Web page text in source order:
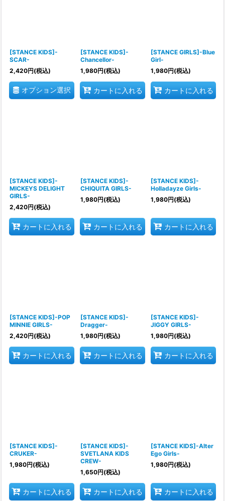
[STANCE KIDS]-
SCAR-
2,420円(税込)
オプション選択
[STANCE KIDS]-
Chancellor-
1,980円(税込)
カートに入れる
[STANCE GIRLS]-Blue
Girl-
1,980円(税込)
カートに入れる
[STANCE KIDS]-
MICKEYS DELIGHT
GIRLS-
2,420円(税込)
カートに入れる
[STANCE KIDS]-
CHIQUITA GIRLS-
1,980円(税込)
カートに入れる
[STANCE KIDS]-
Holladayze Girls-
1,980円(税込)
カートに入れる
[STANCE KIDS]-POP
MINNIE GIRLS-
2,420円(税込)
カートに入れる
[STANCE KIDS]-
Dragger-
1,980円(税込)
カートに入れる
[STANCE KIDS]-
JIGGY GIRLS-
1,980円(税込)
カートに入れる
[STANCE KIDS]-
CRUKER-
1,980円(税込)
カートに入れる
[STANCE KIDS]-
SVETLANA KIDS
CREW-
1,650円(税込)
カートに入れる
[STANCE KIDS]-Alter
Ego Girls-
1,980円(税込)
カートに入れる